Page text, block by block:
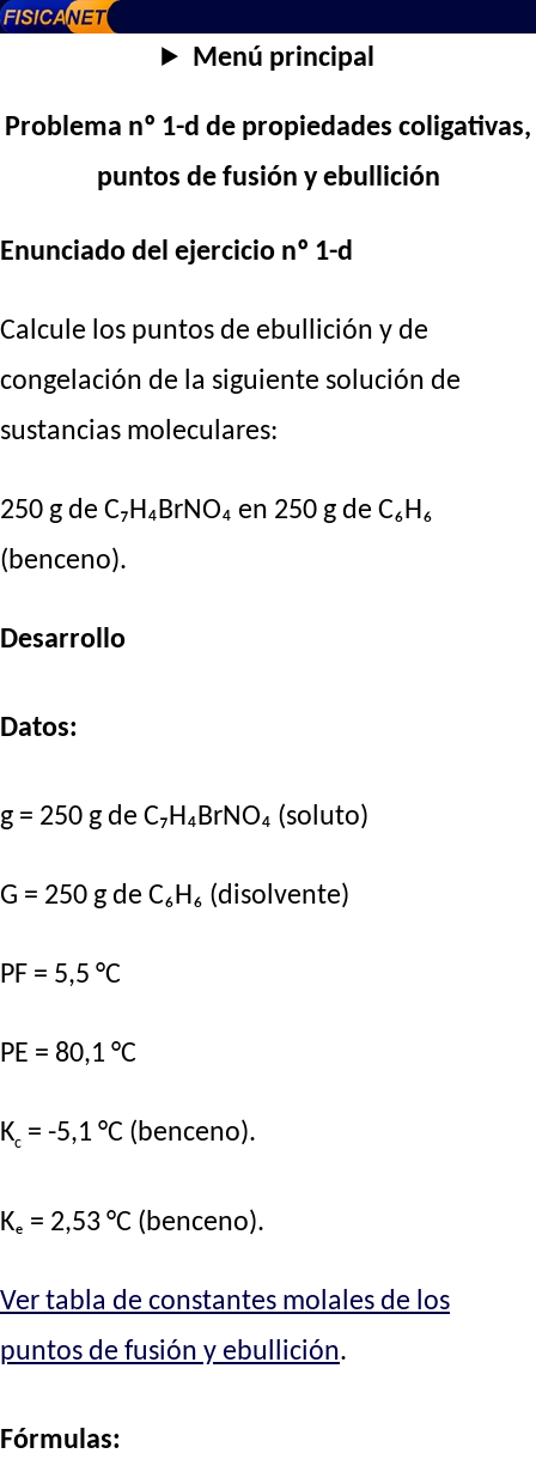
Menú principal
Problema nº 1-d de propiedades coligativas,
puntos de fusión y ebullición
Enunciado del ejercicio nº 1-d
Calcule los puntos de ebullición y de
congelación de la siguiente solución de
sustancias moleculares:
250 g de C₇H₄BrNO₄ en 250 g de C₆H₆
(benceno).
Desarrollo
Datos:
g = 250 g de C₇H₄BrNO₄ (soluto)
G = 250 g de C₆H₆ (disolvente)
PF = 5,5 °C
PE = 80,1 °C
Kc = -5,1 °C (benceno).
Kₑ = 2,53 °C (benceno).
Ver tabla de constantes molales de los
puntos de fusión y ebullición.
Fórmulas: